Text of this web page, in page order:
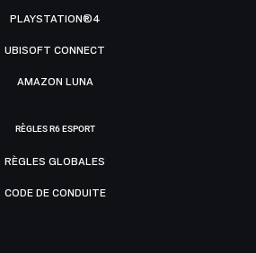
PLAYSTATION®4
UBISOFT CONNECT
AMAZON LUNA
RÈGLES R6 ESPORT
RÈGLES GLOBALES
CODE DE CONDUITE